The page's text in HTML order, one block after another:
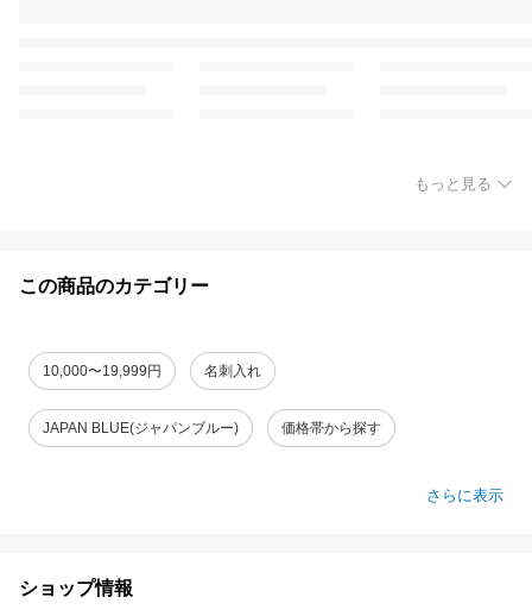
もっと見る
この商品のカテゴリー
10,000〜19,999円 名刺入れ
JAPAN BLUE(ジャパンブルー) 価格帯から探す
さらに表示
ショップ情報